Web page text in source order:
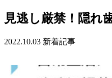
見逃し厳禁！隠れ
2022.10.03 新着記事